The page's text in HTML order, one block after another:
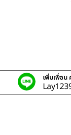
เพิ่มเพื่อน